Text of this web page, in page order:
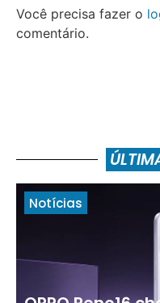
Você precisa fazer o
comentário.
Notícias